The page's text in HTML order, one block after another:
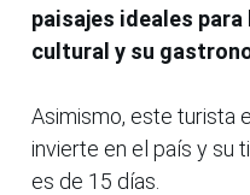
paisajes ideales
cultural y su
Asimismo, este turista
invierte en el país y su
es de 15 días.